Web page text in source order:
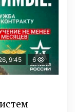
9:45 6